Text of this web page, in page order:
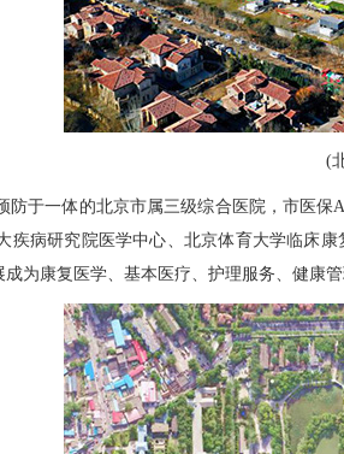
(
一体的北京市属三级综合医院，市医保
疾病研究院医学中心、北京体育大学临床
为康复医学、基本医疗、护理服务、健康